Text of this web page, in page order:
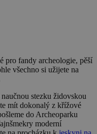
pro fandy archeologie, pěší
všechno si užijete na
stezku židovskou
mít dokonalý z křížové
do Archeoparku
moderní